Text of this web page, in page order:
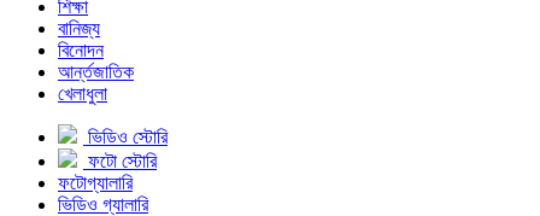
শিক্ষা
বানিজ্য
বিনোদন
আর্ন্তজাতিক
খেলাধুলা
ভিডিও স্টোরি
ফটো স্টোরি
ফটোগ্যালারি
ভিডিও গ্যালারি